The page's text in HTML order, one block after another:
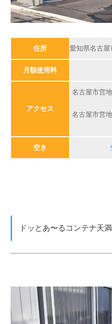
住所 愛知県名古屋
月額使用料
アクセス
名古屋市営
名古屋市営
空き
ドッとあ〜るコンテナ天